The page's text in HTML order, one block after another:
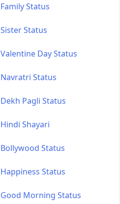
Family Status
Sister Status
Valentine Day Status
Navratri Status
Dekh Pagli Status
Hindi Shayari
Bollywood Status
Happiness Status
Good Morning Status